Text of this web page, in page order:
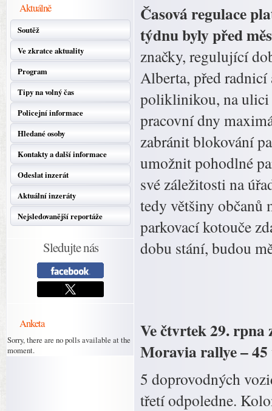
Aktuálně
Soutěž
Ve zkratce aktuality
Program
Tipy na volný čas
Policejní informace
Hledané osoby
Kontakty a další informace
Odeslat inzerát
Aktuální inzeráty
Nejsledovanější reportáže
Sledujte nás
Anketa
Sorry, there are no polls available at the
moment.
Časová regulace
týdnu byly před
značky, regulující
Alberta, před radnicí
poliklinikou, na ulici
pracovní dny
zabránit blokování
umožnit pohodlné
své záležitosti na
tedy většiny občanů
parkovací kotouče
dobu stání, budou
Ve čtvrtek 29. rpna
Moravia rallye – 45
5 doprovodných
třetí odpoledne.